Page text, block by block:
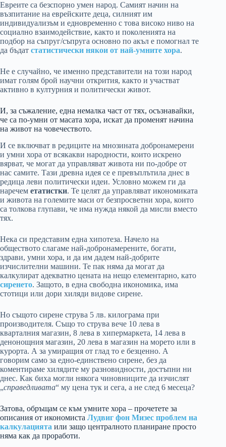
Евреите са безспорно умен народ. Самият начин на
възпитание на еврейските деца, силният им
индивидуализъм и едновременно с това високо ниво на
социално взаимодействие, както и поколенията на
подбор на съпруг/съпруга основно по акъл е помогнал те
да бъдат статистически някои от най-умните хора.
Не е случайно, че именно представители на този народ
имат голям брой научни открития, както и участват
активно в културния и политически живот.
И, за съжаление, една немалка част от тях, осъзнавайки,
че са по-умни от масата хора, искат да променят начина
на живот на човечеството.
И се включват в редиците на мнозината добронамерени
и умни хора от всякакви народности, които искрено
вярват, че могат да управляват живота ни по-добре от
нас самите. Тази древна идея се е превъплътила днес в
редица леви политически идеи. Условно можем ги да
наречем етатистки. Те целят да управляват икономиката
и живота на големите маси от безпросветни хора, които
са толкова глупави, че има нужда някой да мисли вместо
тях.
Нека си представим една хипотеза. Начело на
обществото слагаме най-добронамерените, богати,
здрави, умни хора, и да им дадем най-добрите
изчислителни машини. Те пак няма да могат да
калкулират адекватно цената на нещо елементарно, като
сиренето. Защото, в една свободна икономика, има
стотици или дори хиляди видове сирене.
Но същото сирене струва 5 лв. килограма при
производителя. Също то струва вече 10 лева в
кварталния магазин, 8 лева в хипермаркета, 14 лева в
денонощния магазин, 20 лева в магазин на морето или в
курорта. А за умиращия от глад то е безценно. А
говорим само за едно-единствено сирене, без да
коментираме хилядите му разновидности, достъпни ни
днес. Как биха могли някога чиновниците да изчислят
„справедливата“ му цена тук и сега, а не след 6 месеца?
Затова, обръщам се към умните хора – прочетете за
описания от икономиста Лудвиг фон Мизес проблем на
калкулацията или защо централното планиране просто
няма как да проработи.